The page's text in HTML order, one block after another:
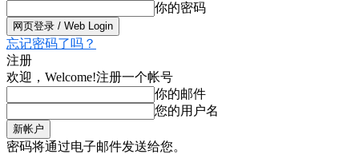
你的密码
忘记密码了吗？
注册
欢迎，Welcome!注册一个帐号
你的邮件
您的用户名
密码将通过电子邮件发送给您。